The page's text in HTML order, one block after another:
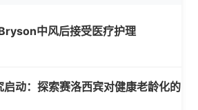
中风后接受医疗护理
动：探索赛洛西宾对健康老龄化的